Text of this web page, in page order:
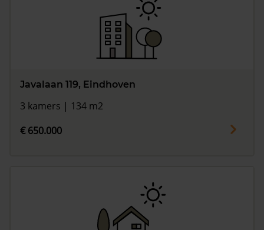
Javalaan 119, Eindhoven
3 kamers | 134 m2
€ 650.000